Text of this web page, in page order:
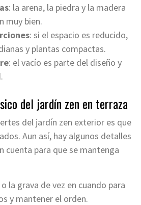
: la arena, la piedra y la madera
muy bien.
: si el espacio es reducido,
y plantas compactas.
: el vacío es parte del diseño y
del jardín zen en terraza
del jardín zen exterior es que
Aun así, hay algunos detalles
cuenta para que se mantenga
la grava de vez en cuando para
y mantener el orden.